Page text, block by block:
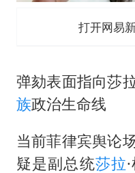
打开网易
弹劾表面指向莎
族政治生命线
当前菲律宾舆论
疑是副总统莎拉